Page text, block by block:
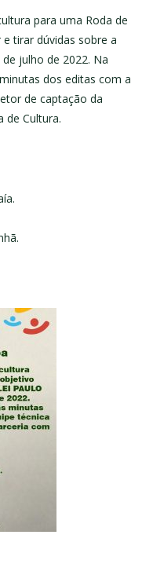
para uma Roda de
tirar dúvidas sobre a
de julho de 2022. Na
dos editas com a
de captação da
de Cultura.